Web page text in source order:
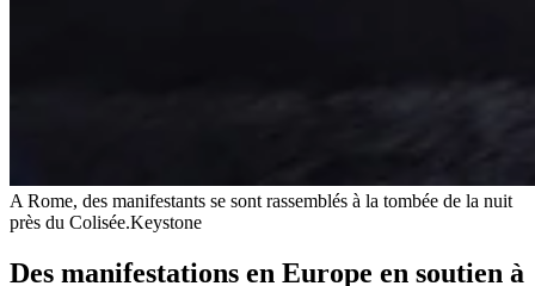
A Rome, des manifestants se sont rassemblés à la tombée de la nuit
près du Colisée.Keystone
Des manifestations en Europe en soutien à